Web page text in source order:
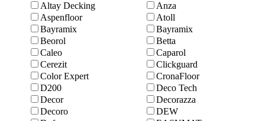
Altay Decking
Anza
Aspenfloor
Atoll
Bayramix
Bayramix
Beorol
Betta
Caleo
Caparol
Cerezit
Clickguard
Color Expert
CronaFloor
D200
Deco Tech
Decor
Decorazza
Decoro
DEW